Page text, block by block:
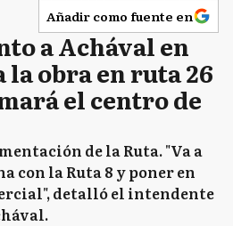
Añadir como fuente en
a Achával en
obra en ruta 26
el centro de
de la Ruta. "Va a
con la Ruta 8 y poner en
detalló el intendente